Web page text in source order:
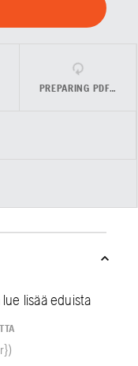
PREPARING PDF…
lisää eduista